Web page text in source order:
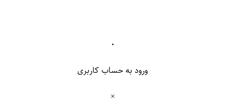
۰
ورود به حساب کاربری
×